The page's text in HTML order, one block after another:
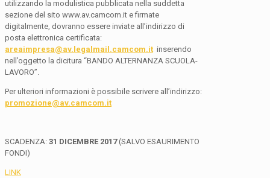
utilizzando la modulistica pubblicata nella suddetta
sezione del sito www.av.camcom.it e firmate
digitalmente, dovranno essere inviate all’indirizzo di
posta elettronica certificata:
areaimpresa@av.legalmail.camcom.it inserendo
nell’oggetto la dicitura “BANDO ALTERNANZA SCUOLA-
LAVORO”.
Per ulteriori informazioni è possibile scrivere all’indirizzo:
promozione@av.camcom.it
SCADENZA: 31 DICEMBRE 2017(SALVO ESAURIMENTO
FONDI)
LINK